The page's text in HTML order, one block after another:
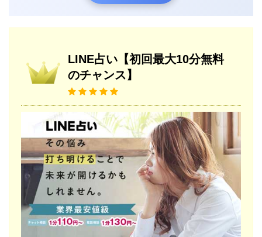
LINE占い【初回最大10分無料
のチャンス】